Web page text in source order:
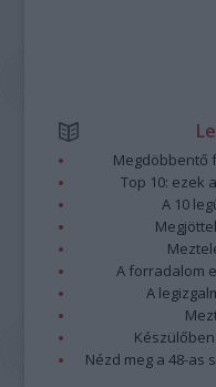
Megdöbbentő
Top 10: ezek
A 10
A forradalom
A
Nézd meg a 48-as